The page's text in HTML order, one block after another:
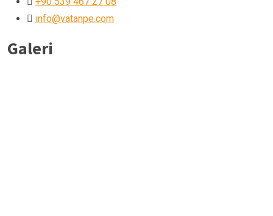
info@vatanpe.com
Galeri